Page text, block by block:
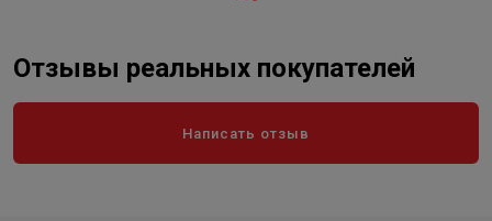
Отзывы реальных покупателей
Написать отзыв